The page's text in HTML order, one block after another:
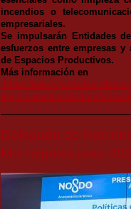
incendios o
empresariales.
Se impulsarán Entidades
esfuerzos entre empresas
de Espacios Productivos.
Más información en
https://
ervicios/actualidad/noticias/
Delegado de
Municipales para